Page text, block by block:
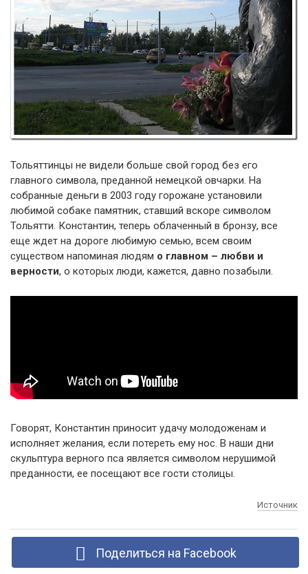
Тольяттинцы не видели больше свой город без его
главного символа, преданной немецкой овчарки. На
собранные деньги в 2003 году горожане установили
любимой собаке памятник, ставший вскоре символом
Тольятти. Константин, теперь облаченный в бронзу, все
еще ждет на дороге любимую семью, всем своим
существом напоминая людям о главном – любви и
верности, о которых люди, кажется, давно позабыли.
Говорят, Константин приносит удачу молодоженам и
исполняет желания, если потереть ему нос. В наши дни
скульптура верного пса является символом нерушимой
преданности, ее посещают все гости столицы.
Источник
Поделиться на Facebook